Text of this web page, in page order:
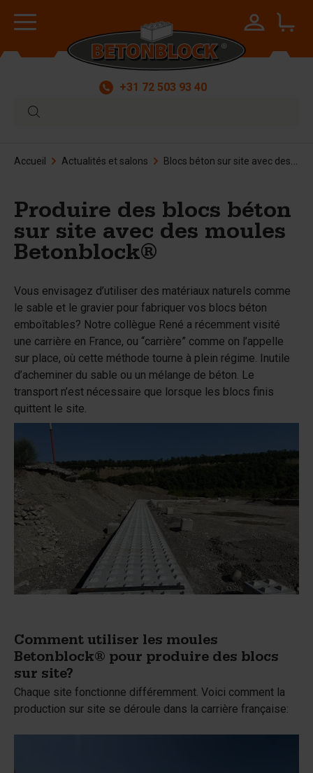
+31 72 503 93 40
Accueil Actualités et salons Blocs béton sur site avec des moules Betonblock®
Produire des blocs béton
sur site avec des moules
Betonblock®
Vous envisagez d’utiliser des matériaux naturels comme
le sable et le gravier pour fabriquer vos blocs béton
emboîtables? Notre collègue René a récemment visité
une carrière en France, ou “carrière” comme on l’appelle
sur place, où cette méthode tourne à plein régime. Inutile
d’acheminer du sable ou un mélange de béton. Le
transport n’est nécessaire que lorsque les blocs finis
quittent le site.
Comment utiliser les moules
Betonblock® pour produire des blocs
sur site?
Chaque site fonctionne différemment. Voici comment la
production sur site se déroule dans la carrière française: